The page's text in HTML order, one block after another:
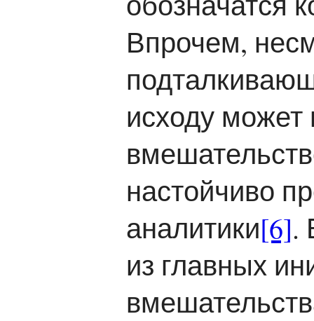
Впрочем,
исходу
настойчиво
аналитики[6].
из главных